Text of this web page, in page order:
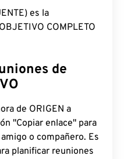
es la
COMPLETO
de
de ORIGEN a
"Copiar enlace" para
o compañero. Es
planificar reuniones